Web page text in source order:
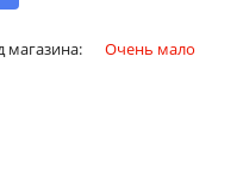
магазина: Очень мало